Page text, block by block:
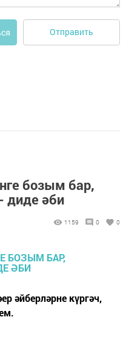
Отправить
бозым бар,
диде әби
1159 0 0
әйберләрне күргәч,